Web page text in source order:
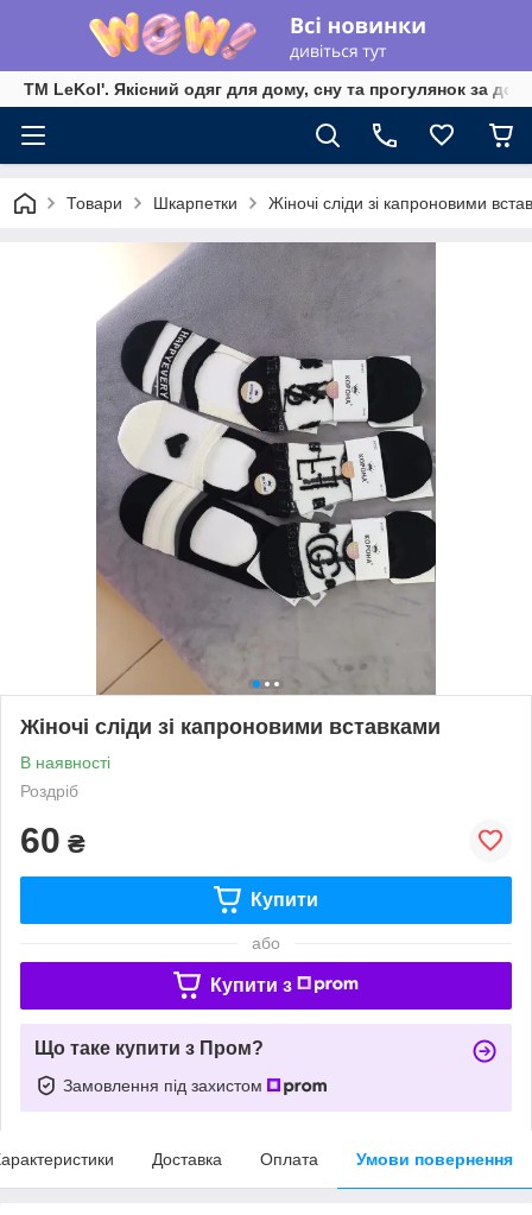
TM LeKol'. Якісний одяг для дому, сну та прогулянок за
Товари Шкарпетки Жіночі сліди зі капроновими
Жіночі сліди зі капроновими вставками
В наявності
Роздріб
60 ₴
Купити
або
Купити з
Що таке купити з Пром?
Замовлення під захистом
Доставка Оплата Умови повернення